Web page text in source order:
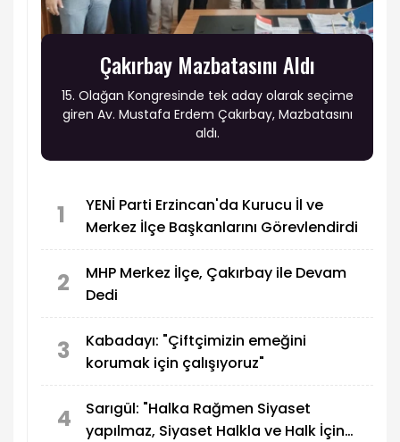
Çakırbay Mazbatasını Aldı
15. Olağan Kongresinde tek aday olarak seçime
giren Av. Mustafa Erdem Çakırbay, Mazbatasını
aldı.
1
YENİ Parti Erzincan'da Kurucu İl ve
Merkez İlçe Başkanlarını Görevlendirdi
2
MHP Merkez İlçe, Çakırbay ile Devam
Dedi
3
Kabadayı: "Çiftçimizin emeğini
korumak için çalışıyoruz"
4
Sarıgül: "Halka Rağmen Siyaset
yapılmaz, Siyaset Halkla ve Halk İçin